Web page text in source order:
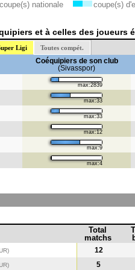
coupe(s) nationale coupe(s)
et à celles des joueurs
Ligi Toutes compét.
Coéquipiers de son club
(Sivasspor)
max:2839
max:33
max:33
max:12
max:9
max:4
Total
matchs
12
) 5